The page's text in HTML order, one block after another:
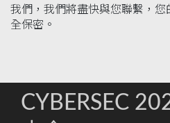
我們，我們將盡快與您聯繫，您
全保密。
CYBERSEC